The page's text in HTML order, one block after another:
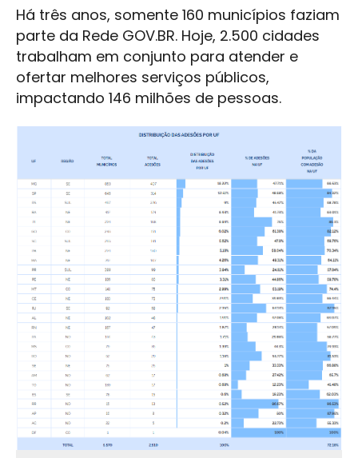
Há três anos, somente 160 municípios faziam
parte da Rede GOV.BR. Hoje, 2.500 cidades
trabalham em conjunto para atender e
ofertar melhores serviços públicos,
impactando 146 milhões de pessoas.